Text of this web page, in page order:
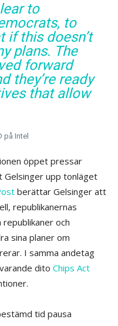
to
to
if this doesn’t
plans. The
forward
they’re ready
that allow
på Intel
öppet pressar
Gelsinger upp tonläget
berättar Gelsinger att
republikanernas
och
sina planer om
I samma andetag
dito Chips Act
tid pausa